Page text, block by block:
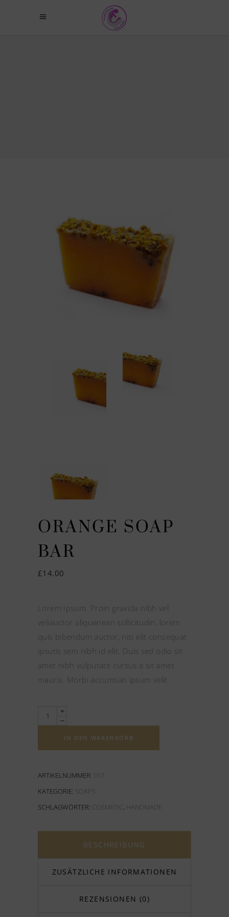
ORANGE SOAP
BAR
£ 14.00
Lorem Ipsum. Proin gravida nibh vel
veliauctor aliquenean sollicitudin, lorem
quis bibendum auctor, nisi elit consequat
ipsutis sem nibh id elit. Duis sed odio sit
amet nibh vulputate cursus a sit amet
mauris. Morbi accumsan ipsum velit.
Quantity
IN DEN WARENKORB
ARTIKELNUMMER:
017
KATEGORIE:
SOAPS
SCHLAGWÖRTER: COSMETIC , HANDMADE
BESCHREIBUNG
ZUSÄTZLICHE INFORMATIONEN
REZENSIONEN (0)